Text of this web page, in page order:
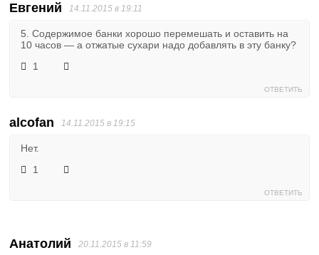
Евгений 14.11.2015 в 19:11
5. Содержимое банки хорошо перемешать и оставить на
10 часов — а отжатые сухари надо добавлять в эту банку?
1
ОТВЕТИТЬ
alcofan 14.11.2015 в 19:15
Нет.
1
ОТВЕТИТЬ
Анатолий 20.11.2015 в 11:59